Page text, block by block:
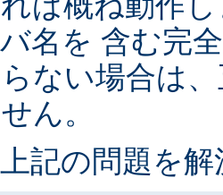
名を 含む完
ない場合は
ん。
記の問題を